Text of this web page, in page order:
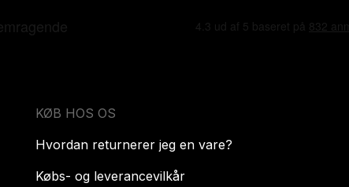
KØB HOS OS
Hvordan returnerer jeg en vare?
Købs- og leverancevilkår